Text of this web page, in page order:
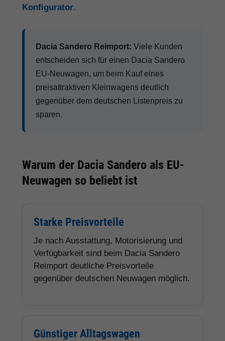
Konfigurator.
Dacia Sandero Reimport: Viele Kunden
entscheiden sich für einen Dacia Sandero
EU-Neuwagen, um beim Kauf eines
preisattraktiven Kleinwagens deutlich
gegenüber dem deutschen Listenpreis zu
sparen.
Warum der Dacia Sandero als EU-
Neuwagen so beliebt ist
Starke Preisvorteile
Je nach Ausstattung, Motorisierung und
Verfügbarkeit sind beim Dacia Sandero
Reimport deutliche Preisvorteile
gegenüber deutschen Neuwagen möglich.
Günstiger Alltagswagen